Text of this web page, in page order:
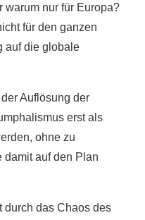
warum nur für Europa?
für den ganzen
auf die globale
Auflösung der
erst als
ohne zu
damit auf den Plan
durch das Chaos des